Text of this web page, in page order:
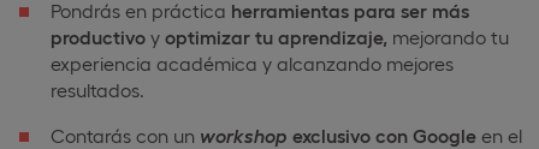
Pondrás en práctica herramientas para ser más
productivo y optimizar tu aprendizaje, mejorando tu
experiencia académica y alcanzando mejores
resultados.
Contarás con un workshop exclusivo con Google en el